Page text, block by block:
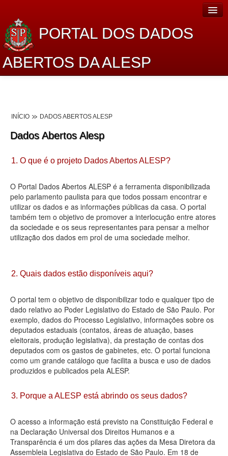
PORTAL DOS DADOS
ABERTOS DA ALESP
Lei de Acesso à Informação
Dados Governamentais Abertos
Planejamento
Catálogo de dados
Processo Legislativo
Deputados Estaduais
Agenda
Perguntas frequentes
Contato
INÍCIO DADOS ABERTOS ALESP
Dados Abertos Alesp
1. O que é o projeto Dados Abertos ALESP?
O Portal Dados Abertos ALESP é a ferramenta disponibilizada
pelo parlamento paulista para que todos possam encontrar e
utilizar os dados e as informações públicas da casa. O portal
também tem o objetivo de promover a interlocução entre atores
da sociedade e os seus representantes para pensar a melhor
utilização dos dados em prol de uma sociedade melhor.
2. Quais dados estão disponíveis aqui?
O portal tem o objetivo de disponibilizar todo e qualquer tipo de
dado relativo ao Poder Legislativo do Estado de São Paulo. Por
exemplo, dados do Processo Legislativo, informações sobre os
deputados estaduais (contatos, áreas de atuação, bases
eleitorais, produção legislativa), da prestação de contas dos
deputados com os gastos de gabinetes, etc. O portal funciona
como um grande catálogo que facilita a busca e uso de dados
produzidos e publicados pela ALESP.
3. Porque a ALESP está abrindo os seus dados?
O acesso a informação está previsto na Constituição Federal e
na Declaração Universal dos Direitos Humanos e a
Transparência é um dos pilares das ações da Mesa Diretora da
Assembleia Legislativa do Estado de São Paulo. Em 18 de